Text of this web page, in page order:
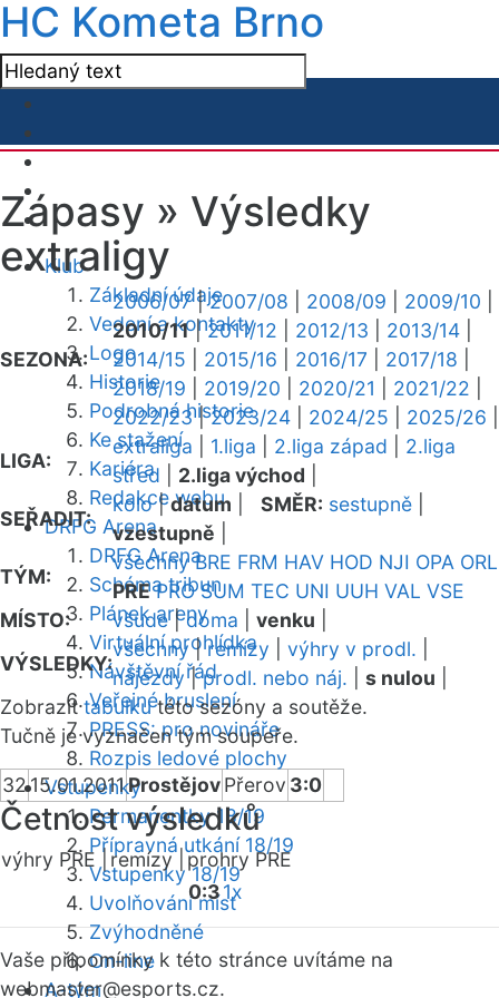
HC Kometa Brno
Klub
Základní údaje
Vedení a kontakty
Logo
Historie
Podrobná historie
Ke stažení
Kariéra
Redakce webu
DRFG Arena
DRFG Arena
Schéma tribun
Plánek areny
Virtuální prohlídka
Návštěvní řád
Veřejné bruslení
PRESS: pro novináře
Rozpis ledové plochy
Vstupenky
Permanentky 18/19
Přípravná utkání 18/19
Vstupenky 18/19
Uvolňování míst
Zvýhodněné
On-line
A-tým
Zápasy » Výsledky
extraligy
SEZONA:
2006/07|2007/08 2008/09 2009/10
2010/11|2011/12 2012/13 2013/14
2014/15
2015/16 2016/17 2017/18
2018/19
2019/20 2020/21 2021/22
2022/23|2023/24 2024/25 2025/26
LIGA:
extraliga 1.liga 2.liga západ
2.liga
střed
2.liga východ
SEŘADIT:
kolo|datum SMĚR: sestupně
vzestupně
TÝM:
všechny BRE FRM HAV HOD NJI OPA ORL
PRE PRO SUM TEC UNI UUH VAL VSE
MÍSTO:
všude|doma venku
VÝSLEDKY:
všechny|remízy výhry v prodl.
nájezdy|prodl. nebo náj. s nulou
Zobrazittabulkutéto sezóny a soutěže.
Tučně je vyznačen tým soupeře.
3215.01.2011ProstějovPřerov 3:0
Četnost výsledků
výhry PRE | remízy | prohry PRE
0:31x
Vaše připomínky k této stránce uvítáme na
webmaster@esports.cz.